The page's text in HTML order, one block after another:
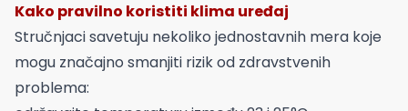
Kako pravilno koristiti klima uređaj
Stručnjaci savetuju nekoliko jednostavnih mera koje
mogu značajno smanjiti rizik od zdravstvenih
problema: